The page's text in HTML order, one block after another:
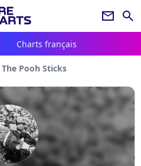
newsletter search
Charts français
The Pooh Sticks